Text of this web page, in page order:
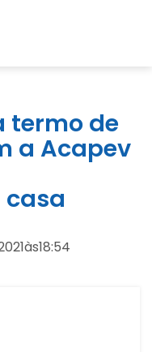
termo de
a Acapev
às18:54